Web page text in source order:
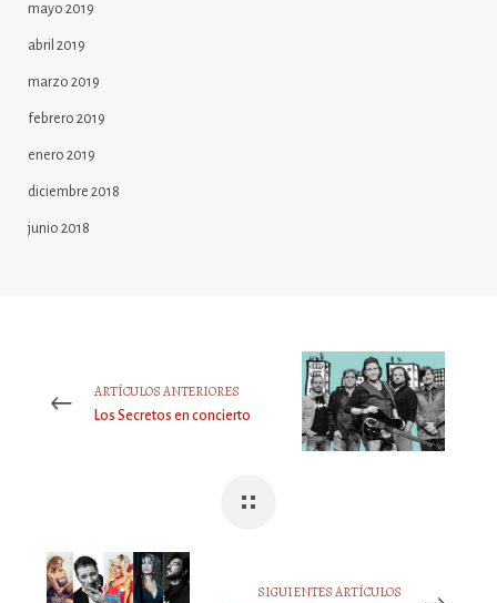
mayo 2019
abril 2019
marzo 2019
febrero 2019
enero 2019
diciembre 2018
junio 2018
ARTÍCULOS ANTERIORES
Los Secretos en concierto
SIGUIENTES ARTÍCULOS